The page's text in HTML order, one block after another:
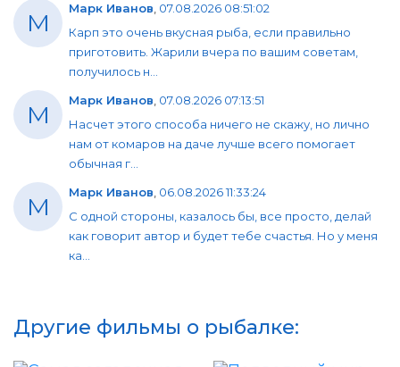
М Марк Иванов, 07.08.2026 08:51:02
Карп это очень вкусная рыба, если правильно
приготовить. Жарили вчера по вашим советам,
получилось н...
М Марк Иванов, 07.08.2026 07:13:51
Насчет этого способа ничего не скажу, но лично
нам от комаров на даче лучше всего помогает
обычная г...
М Марк Иванов, 06.08.2026 11:33:24
С одной стороны, казалось бы, все просто, делай
как говорит автор и будет тебе счастья. Но у меня
ка...
Другие фильмы о рыбалке: